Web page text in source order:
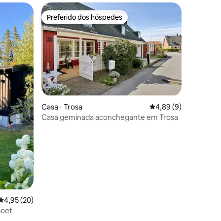
de uma avaliação média de 5, 20 avaliações
4,95 (20)
Preferido dos hóspedes
Preferido dos hóspedes
Casa ⋅ Trosa 4,89 de uma
4,89 (9)
Casa geminada aconchegante em Trosa